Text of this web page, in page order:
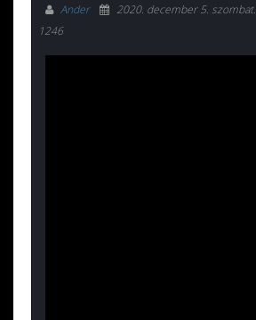
Ander 2020. december 5. szombat.
1246